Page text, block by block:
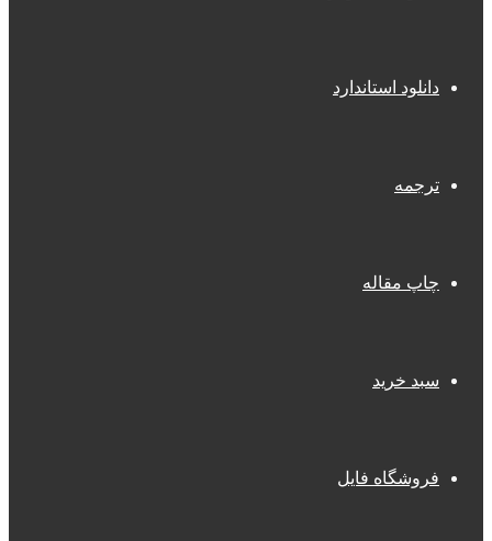
دانلود استاندارد
ترجمه
چاپ مقاله
سبد خرید
فروشگاه فایل